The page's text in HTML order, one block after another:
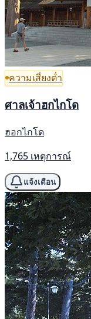
ความเสี่ยงต่ำ
ศาลเจ้าฮกไกโด
ฮอกไกโด
1,765 เหตุการณ์
แจ้งเตือน